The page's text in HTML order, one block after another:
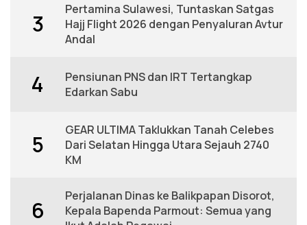
3
Pertamina Sulawesi, Tuntaskan Satgas
Hajj Flight 2026 dengan Penyaluran Avtur
Andal
4
Pensiunan PNS dan IRT Tertangkap
Edarkan Sabu
5
GEAR ULTIMA Taklukkan Tanah Celebes
Dari Selatan Hingga Utara Sejauh 2740
KM
6
Perjalanan Dinas ke Balikpapan Disorot,
Kepala Bapenda Parmout: Semua yang